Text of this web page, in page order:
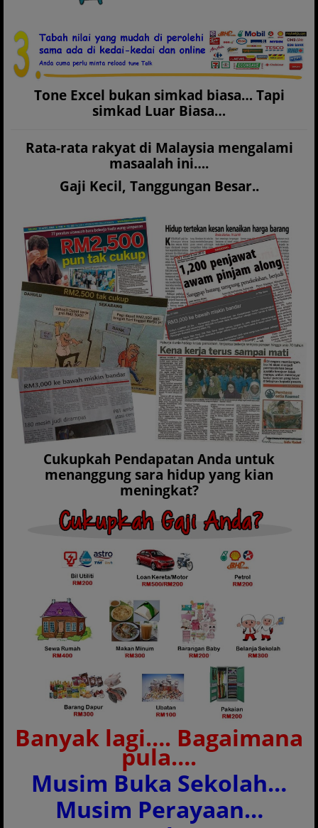
Tone Excel bukan simkad biasa… Tapi
simkad Luar Biasa…
Rata-rata rakyat di Malaysia mengalami
masaalah ini….
Gaji Kecil, Tanggungan Besar..
Cukupkah Pendapatan Anda untuk
menanggung sara hidup yang kian
meningkat?
Banyak lagi…. Bagaimana
pula….
Musim Buka Sekolah…
Musim Perayaan…